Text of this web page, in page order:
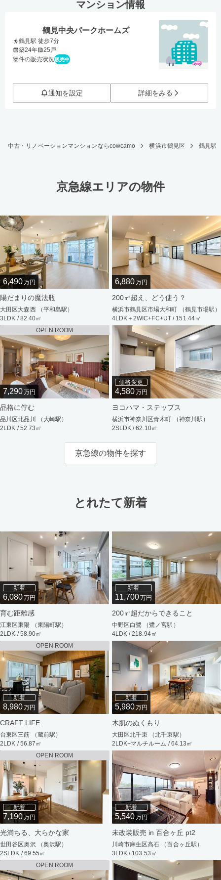
マンション情報
鶴見中央パークホームズ
鶴見駅 徒歩7分
築24年
25戸
物件の販売状況販売中
通知を設定 詳細をみる
中古・リノベーションマンションならcowcamo 横浜市鶴見区 鶴見駅
京急線エリアの物件
6,490万円
陽だまりの魔法瓶
大田区大森西 （平和島駅）
3LDK / 82.40㎡
6,880万円
200㎡超え、どう使う？
横浜市鶴見区市場大和町 （鶴見市場駅）
4LDK＋2WIC+FC+UT / 151.44㎡
OPEN ROOM
7,290万円
品格に佇む
品川区北品川 （大崎駅）
2LDK / 52.73㎡
価格変更
4,580万円
ヨコハマ・ステップス
横浜市神奈川区青木町 （神奈川駅）
2SLDK / 62.10㎡
京急線の物件を探す
とれたて新着
新着
6,080万円
育む距離感
江東区東陽 （東陽町駅）
2LDK / 58.90㎡
新着
11,700万円
200㎡超だからできること
中野区白鷺 （鷺ノ宮駅）
4LDK / 218.94㎡
OPEN ROOM
新着
8,980万円
CRAFT LIFE
台東区三筋 （蔵前駅）
2LDK / 56.87㎡
新着
5,980万円
木肌のぬくもり
大田区北千束 （北千束駅）
2LDK+マルチルーム / 64.13㎡
OPEN ROOM
新着
7,190万円
光満ちる、大らかな家
世田谷区奥沢 （奥沢駅）
2SLDK / 69.55㎡
新着
5,540万円
未改装販売 in 百合ヶ丘 pt2
川崎市麻生区高石 （百合ヶ丘駅）
3LDK / 103.53㎡
OPEN ROOM